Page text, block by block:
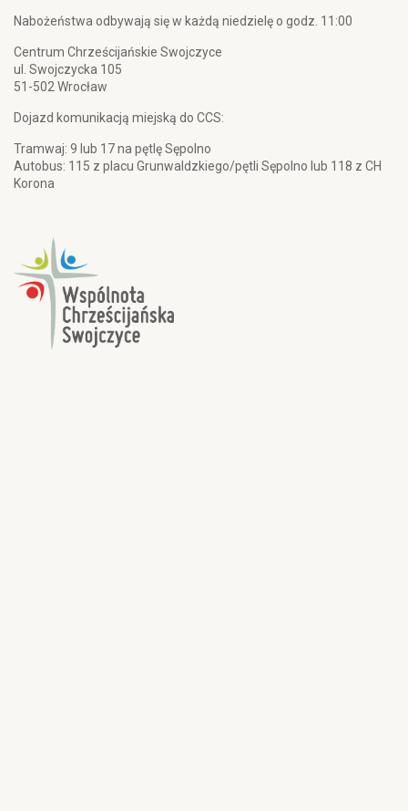
Nabożeństwa odbywają się w każdą niedzielę o godz. 11:00
Centrum Chrześcijańskie Swojczyce
ul. Swojczycka 105
51-502 Wrocław
Dojazd komunikacją miejską do CCS:
Tramwaj: 9 lub 17 na pętlę Sępolno
Autobus: 115 z placu Grunwaldzkiego/pętli Sępolno lub 118 z CH
Korona